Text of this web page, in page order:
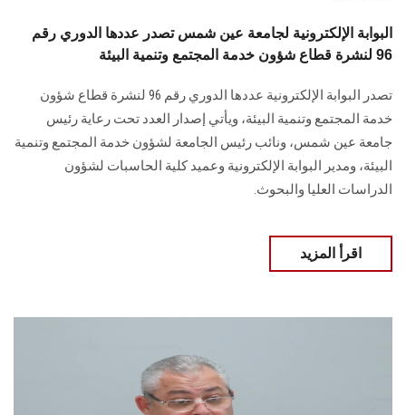
البوابة الإلكترونية لجامعة عين شمس تصدر عددها الدوري رقم
96 لنشرة قطاع شؤون خدمة المجتمع وتنمية البيئة
تصدر البوابة الإلكترونية عددها الدوري رقم 96 لنشرة قطاع شؤون
خدمة ‏المجتمع وتنمية البيئة‎، ويأتي إصدار العدد تحت رعاية رئيس
جامعة عين شمس، ونائب رئيس الجامعة لشؤون خدمة المجتمع وتنمية
البيئة، و‏مدير البوابة الإلكترونية وعميد كلية الحاسبات لشؤون
الدراسات العليا ‏والبحوث‎.‎
اقرأ المزيد